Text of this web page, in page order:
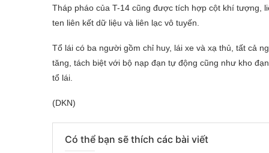
Tháp pháo của T-14 cũng được tích hợp cột khí tượng,
ten liên kết dữ liệu và liên lạc vô tuyến.
Tổ lái có ba người gồm chỉ huy, lái xe và xạ thủ, tất cả
tăng, tách biệt với bộ nạp đạn tự động cũng như kho
tổ lái.
(DKN)
Có thể bạn sẽ thích các bài viết